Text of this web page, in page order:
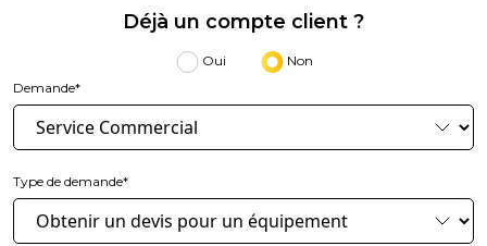
Déjà un compte client ?
Oui
Non
Demande*
Type de demande*